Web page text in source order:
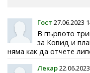
Гост 27.06.2023
В първото
за Ковид и
няма как да отчете
Лекар